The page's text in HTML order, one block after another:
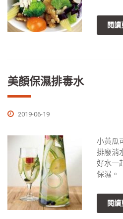
閱讀
美顏保濕排毒水
2019-06-19
小黃瓜
排廢消
好水一
保濕。
閱讀